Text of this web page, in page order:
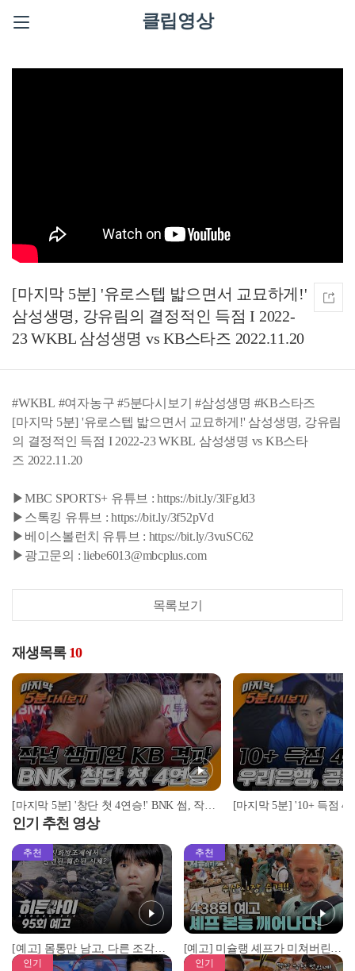
클립영상
[마지막 5분] '유로스텝 밟으면서 교묘하게!'
삼성생명, 강유림의 결정적인 득점 I 2022-
23 WKBL 삼성생명 vs KB스타즈 2022.11.20
#WKBL #여자농구 #5분다시보기 #삼성생명 #KB스타즈
[마지막 5분] '유로스텝 밟으면서 교묘하게!' 삼성생명, 강유림
의 결정적인 득점 I 2022-23 WKBL 삼성생명 vs KB스타
즈 2022.11.20
▶MBC SPORTS+ 유튜브 : https://bit.ly/3lFgJd3
▶스톡킹 유튜브 : https://bit.ly/3f52pVd
▶베이스볼런치 유튜브 : https://bit.ly/3vuSC62
▶광고문의 : liebe6013@mbcplus.com
목록보기
재생목록 10
[마지막 5분] '창단 첫 4연승!' BNK 썸, 작년 챔피언 KB 스타즈 격파! I 2022-23 WKBL BNK 썸 vs KB 스타즈 2022.11.14
인기 추천 영상
추천
[예고] 몸통만 남고, 다른 조각은 어디에..? 시화호에서 드러난 충격적인 토막 살인사건!
추천
[예고] 미슐랭 셰프가 미쳐버린 이유! 본능이 깨어난 사건은?
인기 인기